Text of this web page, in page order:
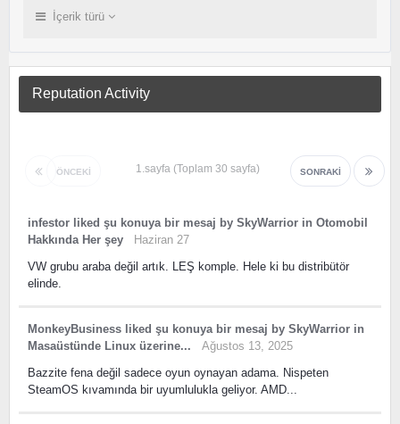
İçerik türü
Reputation Activity
ÖNCEKI SONRAKI
1.sayfa (Toplam 30 sayfa)
infestor liked şu konuya bir mesaj by SkyWarrior in Otomobil
Hakkında Her şey
Haziran 27
VW grubu araba değil artık. LEŞ komple. Hele ki bu distribütör
elinde.
MonkeyBusiness liked şu konuya bir mesaj by SkyWarrior in
Masaüstünde Linux üzerine...
Ağustos 13, 2025
Bazzite fena değil sadece oyun oynayan adama. Nispeten
SteamOS kıvamında bir uyumlulukla geliyor. AMD...